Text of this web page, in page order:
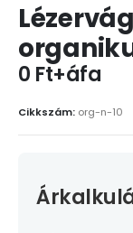
0 Ft+áfa
Cikkszám: org-n-10